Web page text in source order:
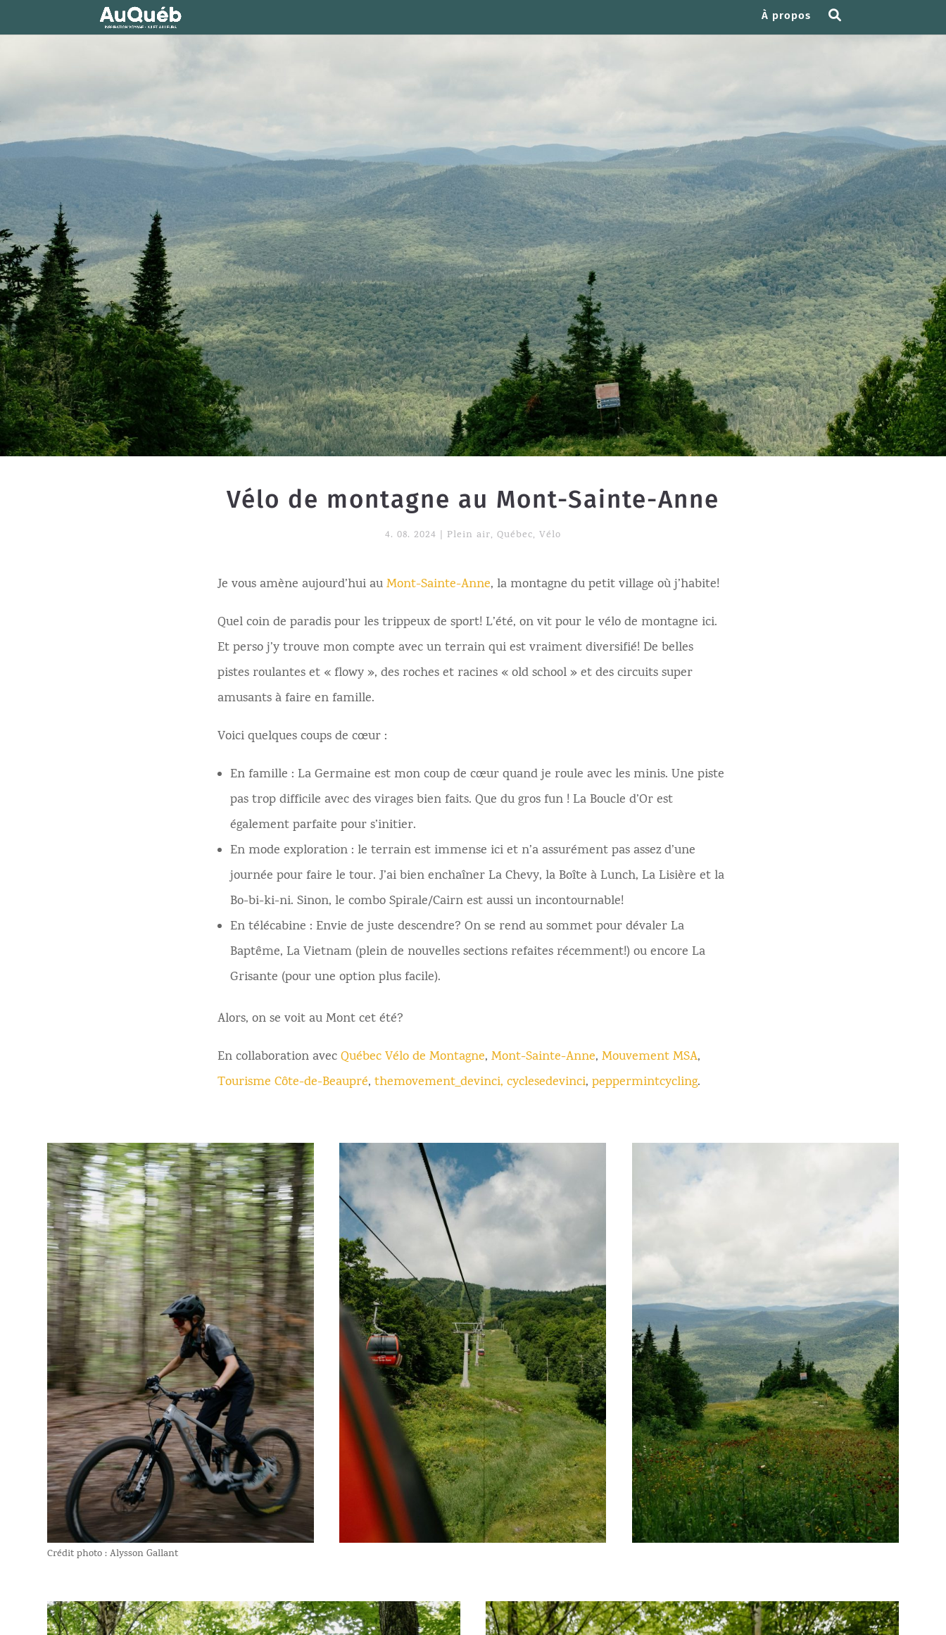
À propos
Vélo de montagne au Mont-Sainte-Anne
4. 08. 2024 Plein air, Québec, Vélo
Je vous amène aujourd’hui auMont-Sainte-Anne, la montagne du petit village où j’habite!
Quel coin de paradis pour les trippeux de sport! L’été, on vit pour le vélo de montagne ici.
Et perso j’y trouve mon compte avec un terrain qui est vraiment diversifié! De belles
pistes roulantes et « flowy », des roches et racines « old school » et des circuits super
amusants à faire en famille.
Voici quelques coups de cœur :
En famille : La Germaine est mon coup de cœur quand je roule avec les minis. Une piste
pas trop difficile avec des virages bien faits. Que du gros fun ! La Boucle d’Or est
également parfaite pour s’initier.
En mode exploration : le terrain est immense ici et n’a assurément pas assez d’une
journée pour faire le tour. J’ai bien enchaîner La Chevy, la Boîte à Lunch, La Lisière et la
Bo-bi-ki-ni. Sinon, le combo Spirale/Cairn est aussi un incontournable!
En télécabine : Envie de juste descendre? On se rend au sommet pour dévaler La
Baptême, La Vietnam (plein de nouvelles sections refaites récemment!) ou encore La
Grisante (pour une option plus facile).
Alors, on se voit au Mont cet été?
En collaboration avecQuébec Vélo de Montagne,Mont-Sainte-Anne,Mouvement MSA,
Tourisme Côte-de-Beaupré,themovement_devinci,cyclesedevinci,peppermintcycling.
Crédit photo :Alysson Gallant